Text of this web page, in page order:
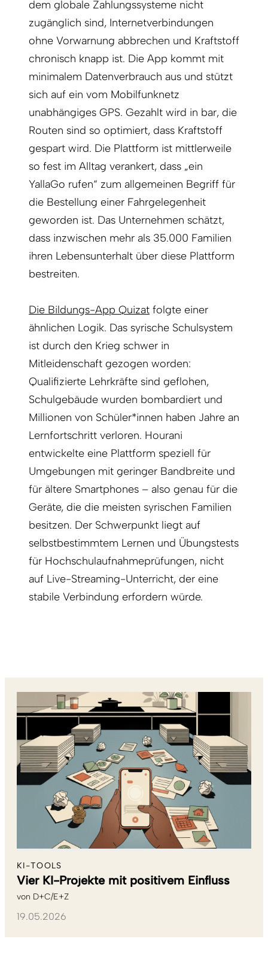
dem globale Zahlungssysteme nicht
zugänglich sind, Internetverbindungen
ohne Vorwarnung abbrechen und Kraftstoff
chronisch knapp ist. Die App kommt mit
minimalem Datenverbrauch aus und stützt
sich auf ein vom Mobilfunknetz
unabhängiges GPS. Gezahlt wird in bar, die
Routen sind so optimiert, dass Kraftstoff
gespart wird. Die Plattform ist mittlerweile
so fest im Alltag verankert, dass „ein
YallaGo rufen“ zum allgemeinen Begriff für
die Bestellung einer Fahrgelegenheit
geworden ist. Das Unternehmen schätzt,
dass inzwischen mehr als 35.000 Familien
ihren Lebensunterhalt über diese Plattform
bestreiten.
Die Bildungs-App Quizat folgte einer
ähnlichen Logik. Das syrische Schulsystem
ist durch den Krieg schwer in
Mitleidenschaft gezogen worden:
Qualifizierte Lehrkräfte sind geflohen,
Schulgebäude wurden bombardiert und
Millionen von Schüler*innen haben Jahre an
Lernfortschritt verloren. Hourani
entwickelte eine Plattform speziell für
Umgebungen mit geringer Bandbreite und
für ältere Smartphones – also genau für die
Geräte, die die meisten syrischen Familien
besitzen. Der Schwerpunkt liegt auf
selbstbestimmtem Lernen und Übungstests
für Hochschulaufnahmeprüfungen, nicht
auf Live-Streaming-Unterricht, der eine
stabile Verbindung erfordern würde.
KI-TOOLS
Vier KI-Projekte mit positivem Einfluss
von D+C/E+Z
19.05.2026